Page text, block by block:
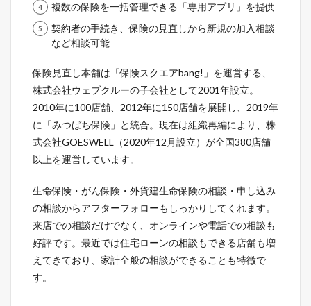
複数の保険を一括管理できる「専用アプリ」を提供
契約者の手続き、保険の見直しから新規の加入相談
など相談可能
保険見直し本舗は「保険スクエアbang!」を運営する、
株式会社ウェブクルーの子会社として2001年設立。
2010年に100店舗、2012年に150店舗を展開し、2019年
に「みつばち保険」と統合。現在は組織再編により、株
式会社GOESWELL（2020年12月設立）が全国380店舗
以上を運営しています。
生命保険・がん保険・外貨建生命保険の相談・申し込み
の相談からアフターフォローもしっかりしてくれます。
来店での相談だけでなく、オンラインや電話での相談も
好評です。最近では住宅ローンの相談もできる店舗も増
えてきており、家計全般の相談ができることも特徴で
す。